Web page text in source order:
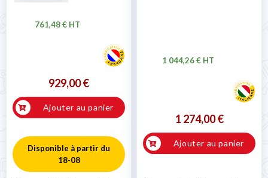
929,00 €
761,48 € HT
Ajouter au panier
Disponible à partir du
18-08
1 274,00 €
1 044,26 € HT
Ajouter au panier